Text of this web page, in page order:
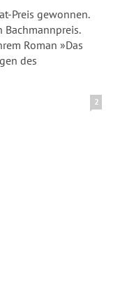
Preis gewonnen.
Bachmannpreis.
Roman »Das
des
2